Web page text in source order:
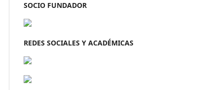
SOCIO FUNDADOR
REDES SOCIALES Y ACADÉMICAS